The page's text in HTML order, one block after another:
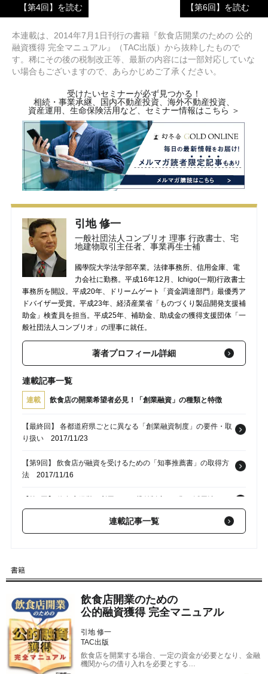
【第4回】を読む 【第6回】を読む
本連載は、2014年7月1日刊行の書籍『飲食店開業のための 公的
融資獲得 完全マニュアル』（TAC出版）から抜粋したもので
す。稀にその後の税制改正等、最新の内容には一部対応していな
い場合もございますので、あらかじめご了承ください。
受けたいセミナーが必ず見つかる！
相続・事業承継、国内不動産投資、海外不動産投資、
資産運用、生命保険活用など、セミナー情報はこちら ＞
引地 修一
一般社団法人コンブリオ 理事 行政書士、宅
地建物取引主任者、事業再生士補
國學院大学法学部卒業。法律事務所、信用金庫、電
力会社に勤務。平成16年12月、Ichigo(一期)行政書士
事務所を開設。平成20年、ドリームゲート「資金調達部門」最優秀ア
ドバイザー受賞。平成23年、経済産業省「ものづくり製品開発支援補
助金」検査員を担当。平成25年、補助金、助成金の獲得支援団体「一
般社団法人コンブリオ」の理事に就任。
著者プロフィール詳細
連載記事一覧
連載 飲食店の開業希望者必見！「創業融資」の種類と特徴
【最終回】 各都道府県ごとに異なる「創業融資制度」の要件・取
り扱い 2017/11/23
【第9回】 飲食店が融資を受けるための「知事推薦書」の取得方
法 2017/11/16
【第8回】 飲食店経営で利用できる貸付制度の種類と活用法
2017/11/09
【第7回】 どちらが有利？ 公庫「新創業融資」 VS 制度融資「創
【第6回】 無担保無保証の「新創業融資」と「創業融資」の違
い2017/10/26
連載記事一覧
書籍
飲食店開業のための
公的融資獲得 完全マニュアル
引地 修一
TAC出版
飲食店を開業する場合、一定の資金が必要となり、金融
機関からの借り入れを必要とする…